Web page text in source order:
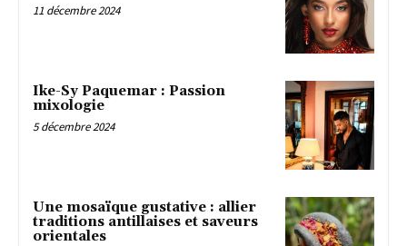
11 décembre 2024
Ike-Sy Paquemar : Passion
mixologie
5 décembre 2024
Une mosaïque gustative : allier
traditions antillaises et saveurs
orientales